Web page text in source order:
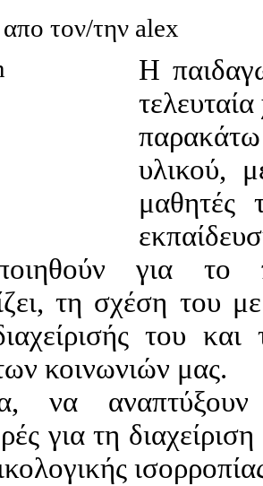
τον/την alex
Η
υλικού,
μαθητές
για
τη σχέση του
του
κοινωνιών μας.
να αναπτύξουν
για τη